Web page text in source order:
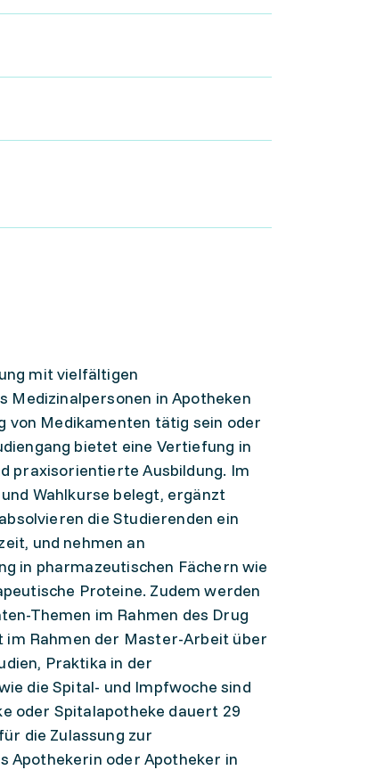
mit vielfältigen
Medizinalpersonen in Apotheken
von Medikamenten tätig sein oder
bietet eine Vertiefung in
praxisorientierte Ausbildung. Im
Wahlkurse belegt, ergänzt
die Studierenden ein
und nehmen an
in pharmazeutischen Fächern wie
Proteine. Zudem werden
Themen im Rahmen des Drug
Rahmen der Master-Arbeit über
Praktika in der
die Spital- und Impfwoche sind
oder Spitalapotheke dauert 29
die Zulassung zur
Apothekerin oder Apotheker in